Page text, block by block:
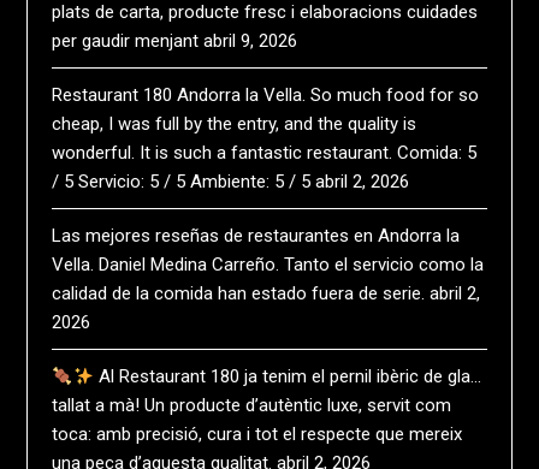
plats de carta, producte fresc i elaboracions cuidades
per gaudir menjant abril 9, 2026
Restaurant 180 Andorra la Vella. So much food for so
cheap, I was full by the entry, and the quality is
wonderful. It is such a fantastic restaurant. Comida: 5
/ 5 Servicio: 5 / 5 Ambiente: 5 / 5 abril 2, 2026
Las mejores reseñas de restaurantes en Andorra la
Vella. Daniel Medina Carreño. Tanto el servicio como la
calidad de la comida han estado fuera de serie. abril 2,
2026
Al Restaurant 180 ja tenim el pernil ibèric de gla…
tallat a mà! Un producte d’autèntic luxe, servit com
toca: amb precisió, cura i tot el respecte que mereix
una peça d’aquesta qualitat. abril 2, 2026